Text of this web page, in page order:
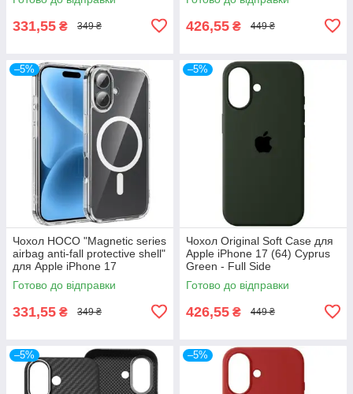
331,55 ₴ 349 ₴ 426,55 ₴ 449 ₴
–5%
Чохол HOCO "Magnetic series
airbag anti-fall protective shell"
для Apple iPhone 17
(прозорий)
Готово до відправки
331,55 ₴ 349 ₴
–5%
Чохол Original Soft Case для
Apple iPhone 17 (64) Cyprus
Green - Full Side
Готово до відправки
426,55 ₴ 449 ₴
–5% –5%